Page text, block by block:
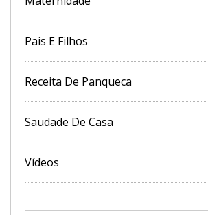
Pais E Filhos
Receita De Panqueca
Saudade De Casa
Vídeos